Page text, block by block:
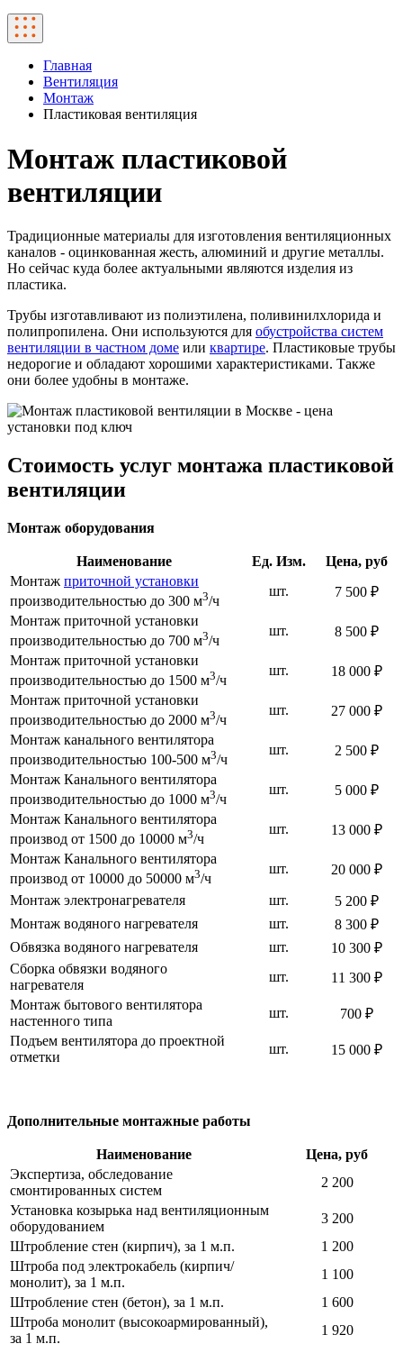
Главная
Вентиляция
Монтаж
Пластиковая вентиляция
Монтаж пластиковой
вентиляции
Традиционные материалы для изготовления вентиляционных
каналов - оцинкованная жесть, алюминий и другие металлы.
Но сейчас куда более актуальными являются изделия из
пластика.
Трубы изготавливают из полиэтилена, поливинилхлорида и
полипропилена. Они используются для обустройства систем
вентиляции в частном доме или квартире. Пластиковые трубы
недорогие и обладают хорошими характеристиками. Также
они более удобны в монтаже.
Стоимость услуг монтажа пластиковой
вентиляции
Монтаж оборудования
Наименование Ед. Изм.
Цена, руб
Монтаж приточной установки
производительностью до 300 м3/ч
шт.
7 500 ₽
Монтаж приточной установки
производительностью до 700 м3/ч
шт.
8 500 ₽
Монтаж приточной установки
производительностью до 1500 м3/ч
шт.
18 000 ₽
Монтаж приточной установки
производительностью до 2000 м3/ч
шт.
27 000 ₽
Монтаж канального вентилятора
производительностью 100-500 м3/ч
шт.
2 500 ₽
Монтаж Канального вентилятора
производительностью до 1000 м3/ч
шт.
5 000 ₽
Монтаж Канального вентилятора
производ от 1500 до 10000 м3/ч
шт.
13 000 ₽
Монтаж Канального вентилятора
производ от 10000 до 50000 м3/ч
шт.
20 000 ₽
Монтаж электронагревателя
шт.
5 200 ₽
Монтаж водяного нагревателя
шт.
8 300 ₽
Обвязка водяного нагревателя
шт.
10 300 ₽
Сборка обвязки водяного
нагревателя
шт.
11 300 ₽
Монтаж бытового вентилятора
настенного типа
шт.
700 ₽
Подъем вентилятора до проектной
отметки
шт. 15 000 ₽
Дополнительные монтажные работы
Наименование
Цена, руб
Экспертиза, обследование
смонтированных систем
2 200
Установка козырька над вентиляционным
оборудованием
3 200
Штробление стен (кирпич), за 1 м.п.
1 200
Штроба под электрокабель (кирпич/
монолит), за 1 м.п.
1 100
Штробление стен (бетон), за 1 м.п.
1 600
Штроба монолит (высокоармированный),
за 1 м.п.
1 920